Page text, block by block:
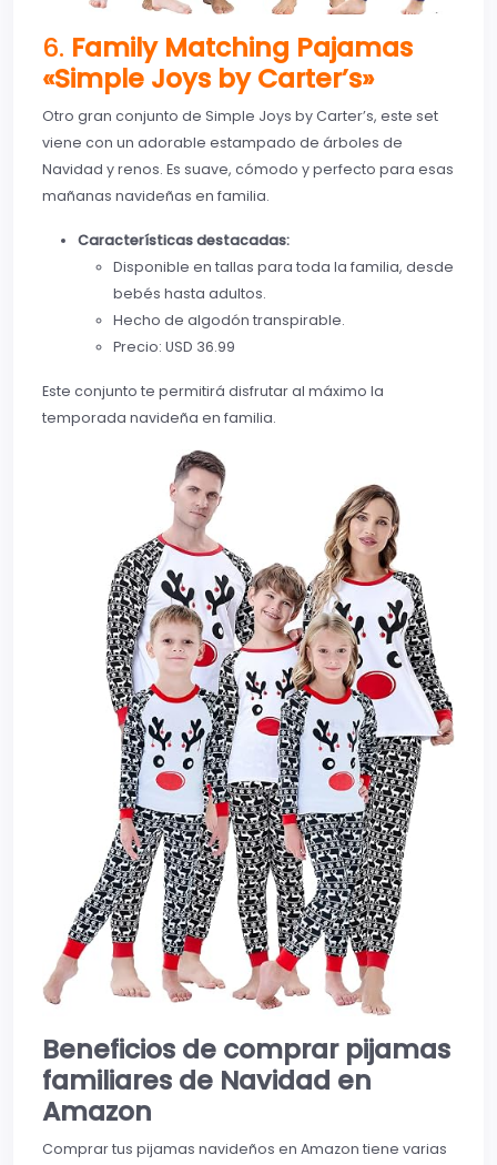
6. Family Matching Pajamas
«Simple Joys by Carter’s»
Otro gran conjunto de Simple Joys by Carter’s, este set
viene con un adorable estampado de árboles de
Navidad y renos. Es suave, cómodo y perfecto para esas
mañanas navideñas en familia.
Características destacadas:
Disponible en tallas para toda la familia, desde
bebés hasta adultos.
Hecho de algodón transpirable.
Precio: USD 36.99
Este conjunto te permitirá disfrutar al máximo la
temporada navideña en familia.
Beneficios de comprar pijamas
familiares de Navidad en
Amazon
Comprar tus pijamas navideños en Amazon tiene varias